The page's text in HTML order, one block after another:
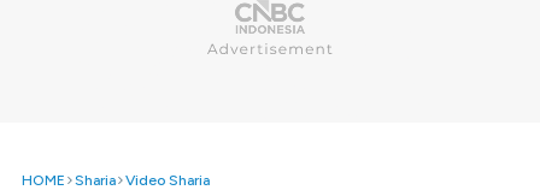
HOME Sharia Video Sharia